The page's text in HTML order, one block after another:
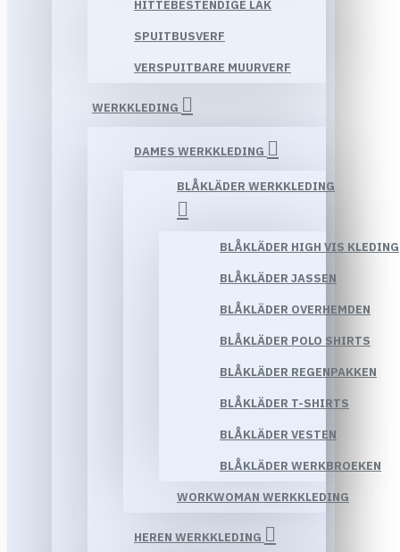
HITTEBESTENDIGE LAK
SPUITBUSVERF
VERSPUITBARE MUURVERF
WERKKLEDING
DAMES WERKKLEDING
BLÅKLÄDER WERKKLEDING
BLÅKLÄDER HIGH VIS KLEDING
BLÅKLÄDER JASSEN
BLÅKLÄDER OVERHEMDEN
BLÅKLÄDER POLO SHIRTS
BLÅKLÄDER REGENPAKKEN
BLÅKLÄDER T-SHIRTS
BLÅKLÄDER VESTEN
BLÅKLÄDER WERKBROEKEN
WORKWOMAN WERKKLEDING
HEREN WERKKLEDING